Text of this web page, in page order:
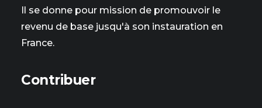
Il se donne pour mission de promouvoir le
revenu de base jusqu'à son instauration en
France.
Contribuer